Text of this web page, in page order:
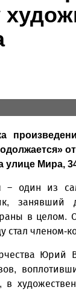
улице Мира,
– один из
занявший
в целом.
стал членом-
Юрий
в